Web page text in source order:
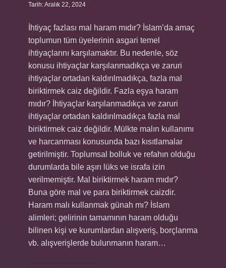
Tarih: Aralık 22, 2024
İhtiyaç fazlası mal haram mıdır? İslam’da amaç
toplumun tüm üyelerinin asgari temel
ihtiyaçlarını karşılamaktır. Bu nedenle, söz
konusu ihtiyaçlar karşılanmadıkça ve zaruri
ihtiyaçlar ortadan kaldırılmadıkça, fazla mal
biriktirmek caiz değildir. Fazla eşya haram
mıdır? İhtiyaçlar karşılanmadıkça ve zaruri
ihtiyaçlar ortadan kaldırılmadıkça fazla mal
biriktirmek caiz değildir. Mülkte malın kullanımı
ve harcanması konusunda bazı kısıtlamalar
getirilmiştir. Toplumsal bolluk ve refahın olduğu
durumlarda bile aşırı lüks ve israfa izin
verilmemiştir. Mal biriktirmek haram mıdır?
Buna göre mal ve para biriktirmek caizdir.
Haram malı kullanmak günah mı? İslam
alimleri; gelirinin tamamının haram olduğu
bilinen kişi ve kurumlardan alışveriş, borçlanma
vb. alışverişlerde bulunmanın haram…